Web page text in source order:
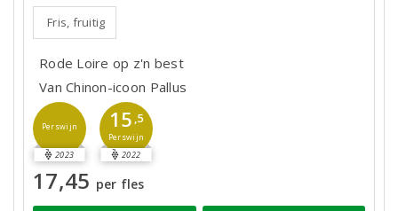
Fris, fruitig
Rode Loire op z'n best
Van Chinon-icoon Pallus
Perswijn
2023
15 ,5
Perswijn
2022
17,45 per fles